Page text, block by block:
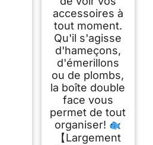
accessoires à
tout moment.
Qu'il s'agisse
d'hameçons,
d'émerillons
ou de plombs,
la boîte double
face vous
permet de tout
organiser!
【Largement